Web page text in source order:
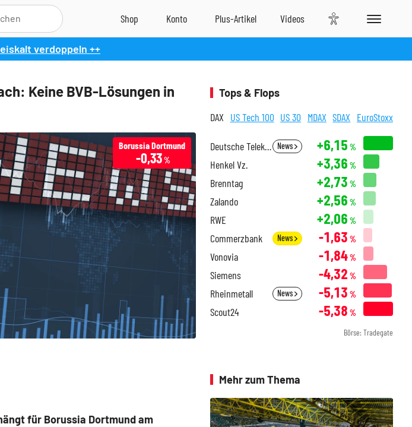
verdoppeln ++
Keine BVB-Lösungen in
Borussia Dortmund
-0,33%
für Borussia Dortmundam
Tops & Flops
DAX US Tech 100 US 30 MDAX SDAX EuroStoxx
Deutsche Telekom News +6,15 %
Henkel Vz. +3,36 %
Brenntag +2,73 %
Zalando +2,56 %
RWE +2,06 %
Commerzbank News -1,63 %
Vonovia -1,84%
Siemens -4,32 %
Rheinmetall News -5,13 %
Scout24 -5,38 %
Börse: Tradegate
Mehr zum Thema